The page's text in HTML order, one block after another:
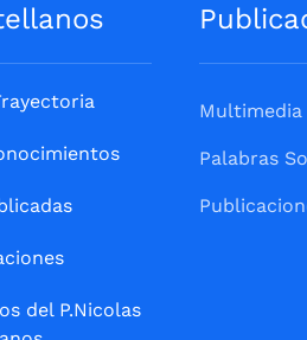
del P.Nicolas
Multimedia
Palabras